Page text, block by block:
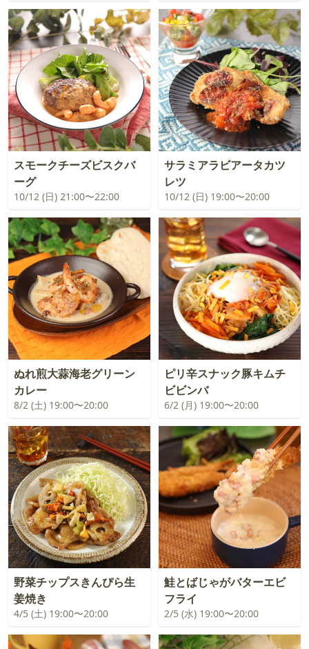
スモークチーズビスクバ
ーグ
10/12 (日) 21:00〜22:00
サラミアラビアータカツ
レツ
10/12 (日) 19:00〜20:00
ぬれ煎大蒜海老グリーン
カレー
8/2 (土) 19:00〜20:00
ピリ辛スナック豚キムチ
ビビンバ
6/2 (月) 19:00〜20:00
野菜チップスきんぴら生
姜焼き
4/5 (土) 19:00〜20:00
鮭とばじゃがバターエビ
フライ
2/5 (水) 19:00〜20:00